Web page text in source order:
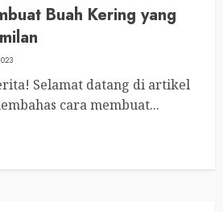
Buah Kering yang
Selamat datang di artikel
cara membuat...